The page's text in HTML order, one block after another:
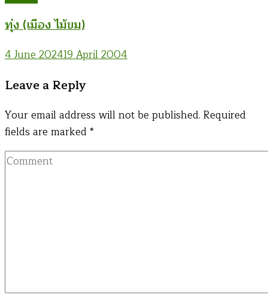
ทุ่ง (เมือง ไม้ขม)
4 June 202419 April 2004
Leave a Reply
Your email address will not be published. Required
fields are marked *
Comment